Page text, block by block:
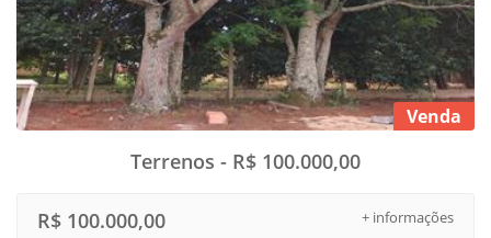
Venda
Terrenos - R$ 100.000,00
+ informações
R$ 100.000,00